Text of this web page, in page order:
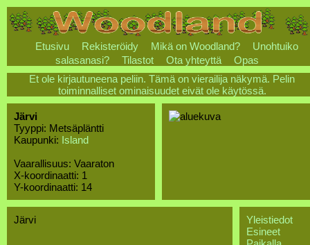
Etusivu Rekisteröidy Mikä on Woodland?
Unohtuiko
salasanasi?
Tilastot Ota yhteyttä
Opas
Et ole kirjautuneena peliin. Tämä on vierailija näkymä. Pelin
toiminnalliset ominaisuudet eivät ole käytössä.
Järvi
Tyyppi: Metsäpläntti
Kaupunki: Island
Vaarallisuus: Vaaraton
X-koordinaatti: 1
Y-koordinaatti: 14
Järvi
Yleistiedot
Esineet